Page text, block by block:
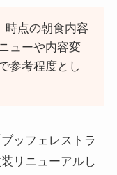
時点の朝食内容
ューや内容変
参考程度とし
ッフェレストラ
リニューアルし